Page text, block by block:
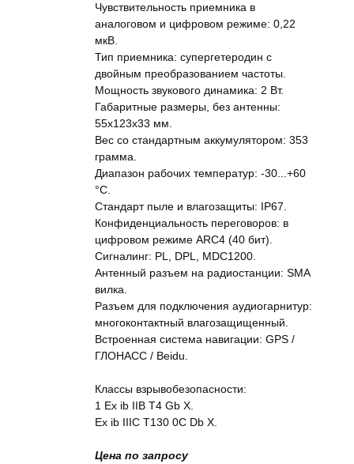
Чувствительность приемника в
аналоговом и цифровом режиме: 0,22
мкВ.
Тип приемника: супергетеродин с
двойным преобразованием частоты.
Мощность звукового динамика: 2 Вт.
Габаритные размеры, без антенны:
55х123х33 мм.
Вес со стандартным аккумулятором: 353
грамма.
Диапазон рабочих температур: -30...+60
°C.
Стандарт пыле и влагозащиты: IP67.
Конфиденциальность переговоров: в
цифровом режиме ARC4 (40 бит).
Сигналинг: PL, DPL, MDC1200.
Антенный разъем на радиостанции: SMA
вилка.
Разъем для подключения аудиогарнитур:
многоконтактный влагозащищенный.
Встроенная система навигации: GPS /
ГЛОНАСС / Beidu.
Классы взрывобезопасности:
1 Ex ib IIB T4 Gb X.
Ex ib IIIC T130 0C Db X.
Цена по запросу